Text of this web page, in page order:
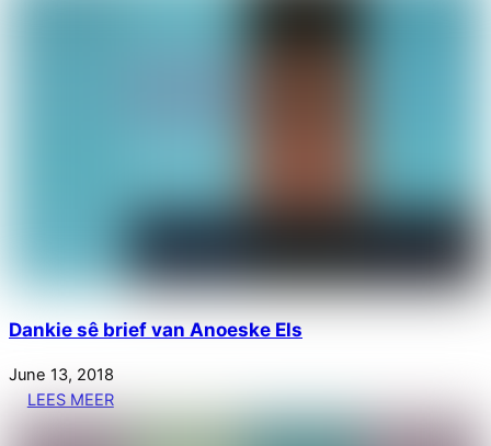
Dankie sê brief van Anoeske Els
June 13, 2018
LEES MEER